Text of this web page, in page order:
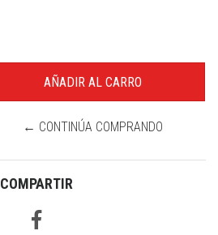
← CONTINÚA COMPRANDO
COMPARTIR